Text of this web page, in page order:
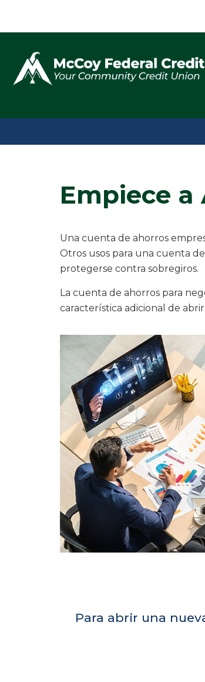
Empiece a
Una cuenta de ahorros
Otros usos para una cuenta
protegerse contra sobregiros.
La cuenta de ahorros para
característica adicional de
Para abrir una